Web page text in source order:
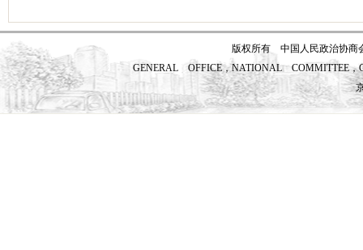
版权所有 中国人民政治协商
GENERAL OFFICE，NATIONAL COMMITTEE，